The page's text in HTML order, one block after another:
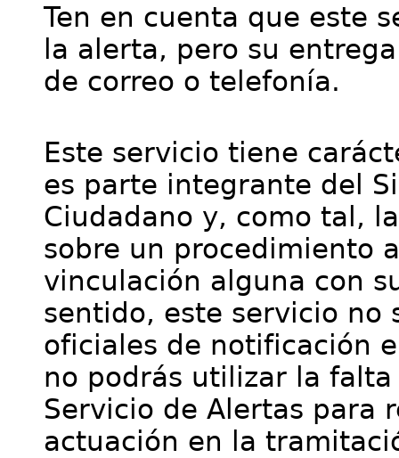
Ten en cuenta que este
la alerta, pero su
de correo o telefonía.
Este servicio tiene
es parte integrante del
Ciudadano y, como tal,
sobre un procedimiento
vinculación alguna con
sentido, este servicio no
oficiales de notificación
no podrás utilizar la
Servicio de Alertas para
actuación en la